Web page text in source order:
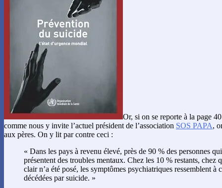
Or, si on se reporte à la page
comme nous y invite l’actuel président de l’association SOS PAPA,
aux pères. On y lit par contre ceci :
« Dans les pays à revenu élevé, près de 90 % des personnes
présentent des troubles mentaux. Chez les 10 % restants, chez
clair n’a été posé, les symptômes psychiatriques ressemblent à
décédées par suicide. »